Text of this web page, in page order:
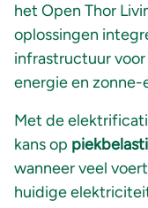
het Open Thor
oplossingen
infrastructuur
energie en zonne-
Met de
kans op
wanneer veel
huidige